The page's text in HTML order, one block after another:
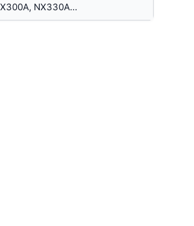
NX330A…